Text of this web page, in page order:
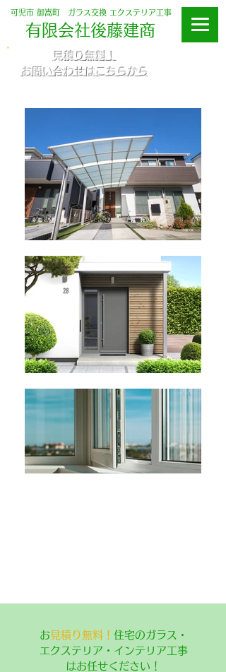
可児市 御嵩町 ガラス交換 エクステリア工事
​有限会社後藤建商
​見積り無料！
お問い合わせはこちらから
​ お見積り無料！ 住宅のガラス・
エクステリア・インテリア工事
はお任せください！